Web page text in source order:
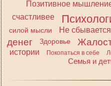
Позитивное
счастливее
силой мысли
Не сбывается
денег
Здоровье
истории
Покопаться в себе
Семья и